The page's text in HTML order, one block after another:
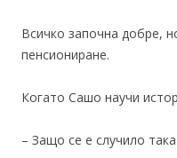
Всичко започна добре,
пенсиониране.
Когато Сашо научи
– Защо се е случило така